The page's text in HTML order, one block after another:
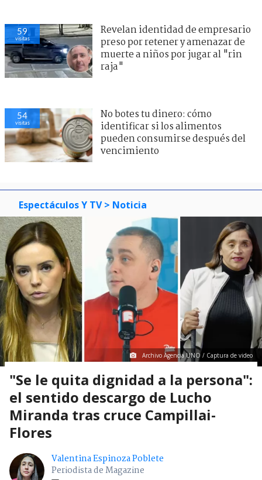
59
visitas
Revelan identidad de empresario
preso por retener y amenazar de
muerte a niños por jugar al "rin
raja"
54
visitas
No botes tu dinero: cómo
identificar si los alimentos
pueden consumirse después del
vencimiento
Espectáculos Y TV > Noticia
Archivo Agencia UNO / Captura de video
"Se le quita dignidad a la persona":
el sentido descargo de Lucho
Miranda tras cruce Campillai-
Flores
Valentina Espinoza Poblete
Periodista de Magazine